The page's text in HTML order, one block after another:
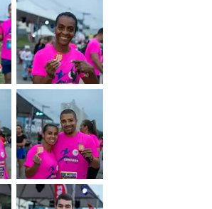
&nbsp;
&nbsp;
&nbsp;